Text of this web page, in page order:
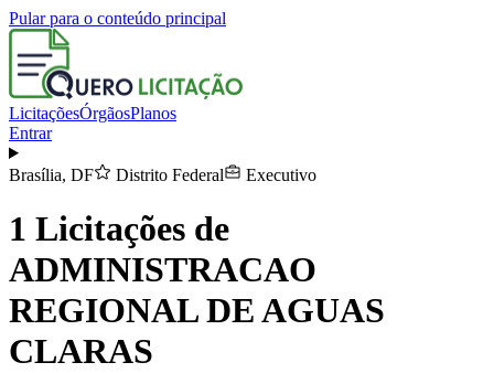
Pular para o conteúdo principal
LicitaçõesÓrgãosPlanos
Entrar
Brasília, DF Distrito Federal Executivo
1 Licitações de
ADMINISTRACAO
REGIONAL DE AGUAS
CLARAS